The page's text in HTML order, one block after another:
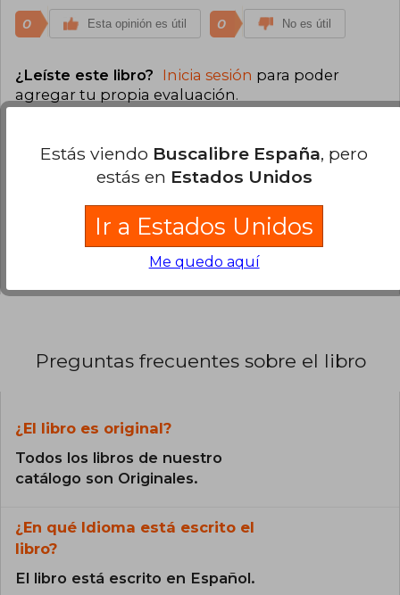
0 Esta opinión es útil 0 No es útil
¿Leíste este libro? Inicia sesión para poder
agregar tu propia evaluación.
100% (2)
0% (0)
0% (0)
0% (0)
Preguntas frecuentes sobre el libro
¿El libro es original?
Todos los libros de nuestro
catálogo son Originales.
¿En qué Idioma está escrito el
libro?
El libro está escrito en Español.
Estás viendo Buscalibre España, pero
estás en Estados Unidos
Ir a Estados Unidos
Me quedo aquí